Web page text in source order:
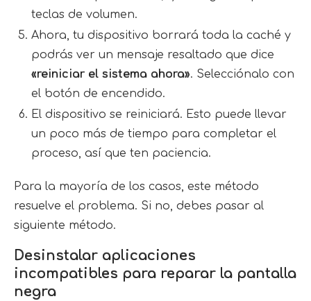
teclas de volumen.
Ahora, tu dispositivo borrará toda la caché y
podrás ver un mensaje resaltado que dice
«reiniciar el sistema ahora». Selecciónalo con
el botón de encendido.
El dispositivo se reiniciará. Esto puede llevar
un poco más de tiempo para completar el
proceso, así que ten paciencia.
Para la mayoría de los casos, este método
resuelve el problema. Si no, debes pasar al
siguiente método.
Desinstalar aplicaciones
incompatibles para reparar la pantalla
negra